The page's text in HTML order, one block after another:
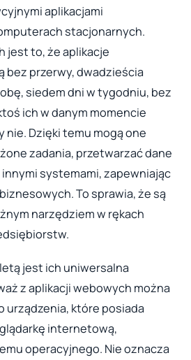
aplikacjami
stacjonarnych.
jest to, że aplikacje
przerwy, dwadzieścia
siedem dni w tygodniu, bez
ich w danym momencie
nie. Dzięki temu mogą one
zadania, przetwarzać dane
systemami, zapewniając
To sprawia, że są
narzędziem w rękach
jest ich uniwersalna
z aplikacji webowych można
urządzenia, które posiada
internetową,
operacyjnego. Nie oznacza